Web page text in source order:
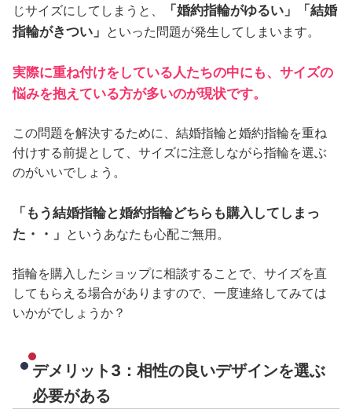
じサイズにしてしまうと、
「婚約指輪がゆるい」「結婚
指輪がきつい」 といった問題が発生してしまいます。
実際に重ね付けをしている人たちの中にも、サイズの
悩みを抱えている方が多いのが現状です。
この問題を解決するために、結婚指輪と婚約指輪を重ね
付けする前提として、サイズに注意しながら指輪を選ぶ
のがいいでしょう。
「もう結婚指輪と婚約指輪どちらも購入してしまっ
た・・」 というあなたも心配ご無用。
指輪を購入したショップに相談することで、サイズを直
してもらえる場合がありますので、一度連絡してみては
いかがでしょうか？
デメリット3：相性の良いデザインを選ぶ
必要がある